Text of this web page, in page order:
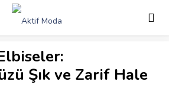
Şık ve Zarif Hale